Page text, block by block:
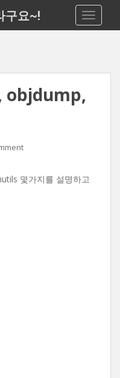
구요~!
objdump,
몇가지를 설명하고